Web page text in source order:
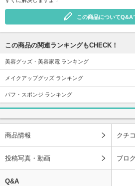
この商品についてQ&A
この商品の関連ランキングもCHECK！
美容グッズ・美容家電 ランキング
メイクアップグッズ ランキング
パフ・スポンジ ランキング
商品情報 クチ
投稿写真・動画 ブロ
Q&A